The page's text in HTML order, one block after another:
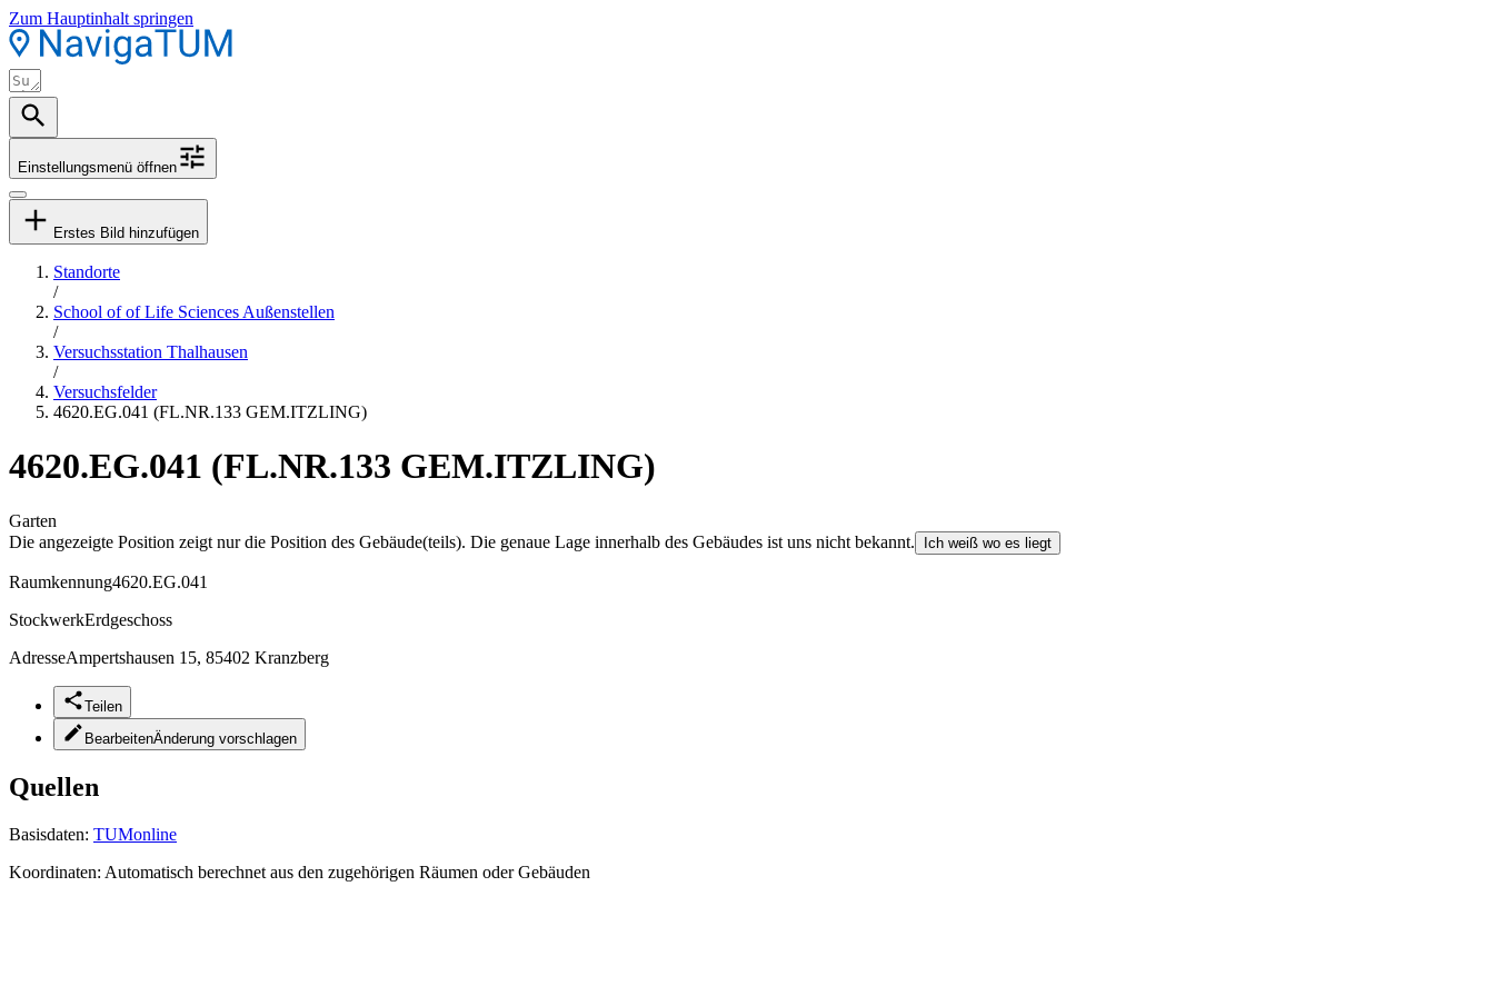
Zum Hauptinhalt springen
Einstellungsmenü öffnen
Erstes Bild hinzufügen
Standorte
/
School of of Life Sciences Außenstellen
/
Versuchsstation Thalhausen
/
Versuchsfelder
4620.EG.041 (FL.NR.133 GEM.ITZLING)
4620.EG.041 (FL.NR.133 GEM.ITZLING)
Garten
Die angezeigte Position zeigt nur die Position des Gebäude(teils). Die genaue Lage innerhalb des Gebäudes ist uns nicht bekannt.
Ich weiß wo es liegt
Raumkennung4620.EG.041
StockwerkErdgeschoss
AdresseAmpertshausen 15, 85402 Kranzberg
Teilen
BearbeitenÄnderung vorschlagen
Quellen
Basisdaten: TUMonline
Koordinaten: Automatisch berechnet aus den zugehörigen Räumen oder Gebäuden